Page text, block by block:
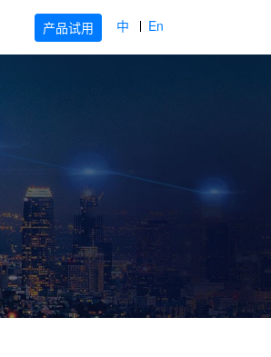
产品试用 中 En